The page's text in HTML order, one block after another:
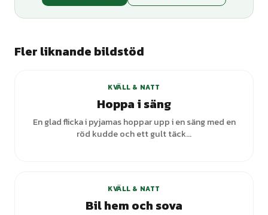
Fler liknande bildstöd
KVÄLL & NATT
Hoppa i säng
En glad flicka i pyjamas hoppar upp i en säng med en
röd kudde och ett gult täck...
KVÄLL & NATT
Bil hem och sova